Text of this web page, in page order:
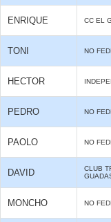
ENRIQUE CC EL
TONI NO
HECTOR
PEDRO NO
PAOLO NO
DAVID
CLUB
MONCHO NO